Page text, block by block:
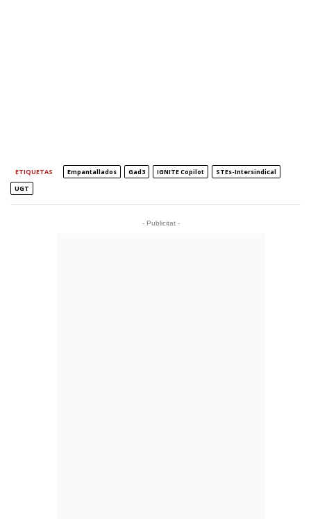
ETIQUETAS Empantallados Gad3 IGNITE Copilot
STEs-Intersindical
UGT
- Publicitat -